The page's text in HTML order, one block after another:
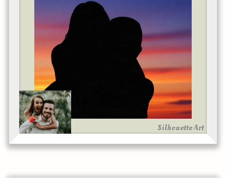
Silhouette Art